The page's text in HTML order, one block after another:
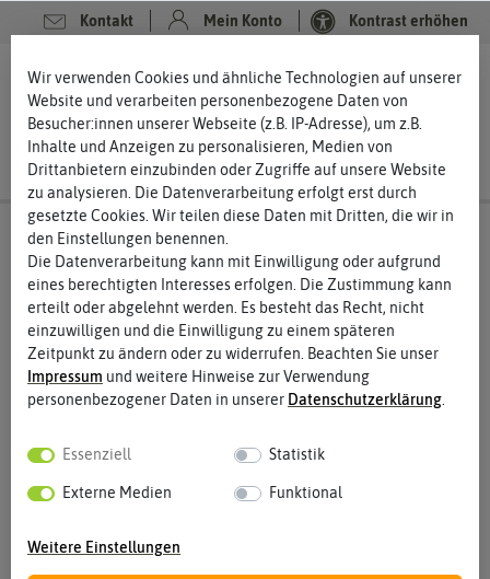
Kontakt Mein Konto Kontrast erhöhen
0 0
Wir verwenden Cookies und ähnliche Technologien auf unserer
Website und verarbeiten personenbezogene Daten von
Besucher:innen unserer Webseite (z.B. IP-Adresse), um z.B.
Inhalte und Anzeigen zu personalisieren, Medien von
Drittanbietern einzubinden oder Zugriffe auf unsere Website
zu analysieren. Die Datenverarbeitung erfolgt erst durch
gesetzte Cookies. Wir teilen diese Daten mit Dritten, die wir in
den Einstellungen benennen.
Die Datenverarbeitung kann mit Einwilligung oder aufgrund
eines berechtigten Interesses erfolgen. Die Zustimmung kann
erteilt oder abgelehnt werden. Es besteht das Recht, nicht
einzuwilligen und die Einwilligung zu einem späteren
Zeitpunkt zu ändern oder zu widerrufen. Beachten Sie unser
Impressum und weitere Hinweise zur Verwendung
personenbezogener Daten in unserer Daten­schutz­erklärung.
Essenziell Statistik
Externe Medien Funktional
Weitere Einstellungen